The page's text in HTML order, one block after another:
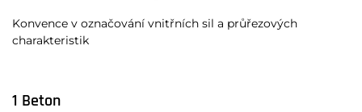
Konvence v označování vnitřních sil a průřezových
charakteristik
1 Beton